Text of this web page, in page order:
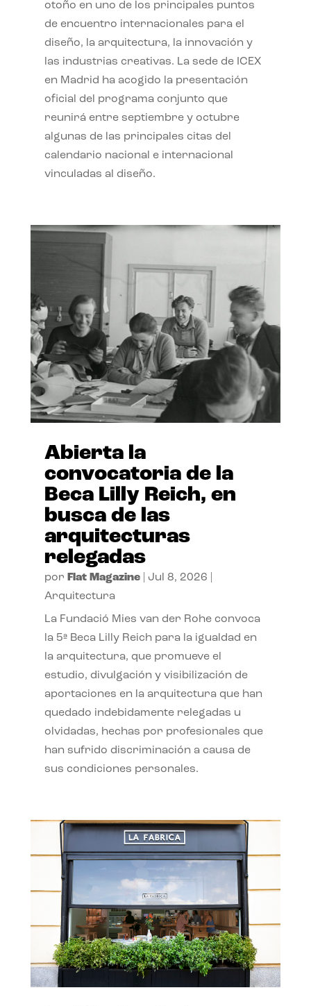
otoño en uno de los principales puntos
de encuentro internacionales para el
diseño, la arquitectura, la innovación y
las industrias creativas. La sede de ICEX
en Madrid ha acogido la presentación
oficial del programa conjunto que
reunirá entre septiembre y octubre
algunas de las principales citas del
calendario nacional e internacional
vinculadas al diseño.
Abierta la
convocatoria de la
Beca Lilly Reich, en
busca de las
arquitecturas
relegadas
por Flat Magazine| Jul 8, 2026
Arquitectura
La Fundació Mies van der Rohe convoca
la 5ª Beca Lilly Reich para la igualdad en
la arquitectura, que promueve el
estudio, divulgación y visibilización de
aportaciones en la arquitectura que han
quedado indebidamente relegadas u
olvidadas, hechas por profesionales que
han sufrido discriminación a causa de
sus condiciones personales.